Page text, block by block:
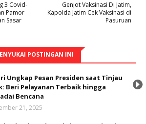
Genjot Vaksinasi Di Jatim,
Kapolda Jatim Cek Vaksinasi di
Pasuruan
3 Covid-
Pamor
Sasar
POSTINGAN INI
Ungkap Pesan Presiden saat Tinjau
Beri Pelayanan Terbaik hingga
Bencana
21, 2025